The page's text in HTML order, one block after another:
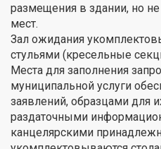
размещения в здании, но
мест.
Зал ожидания
стульями (кресельные
Места для заполнения
муниципальной услуги
заявлений, образцами для
раздаточными
канцелярскими